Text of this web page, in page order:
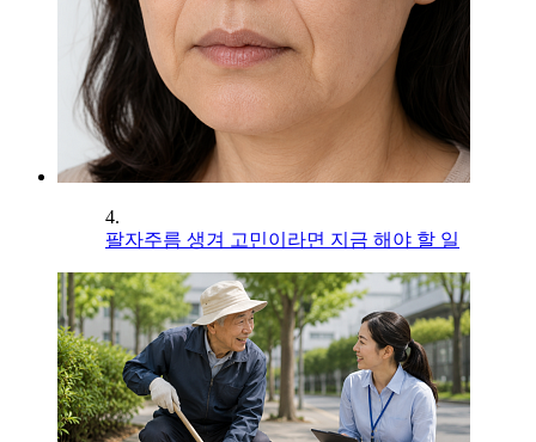
4.
팔자주름 생겨 고민이라면 지금 해야 할 일